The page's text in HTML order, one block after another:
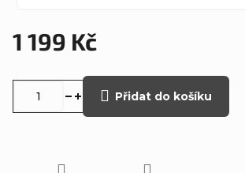
1 199 Kč
Přidat do košíku